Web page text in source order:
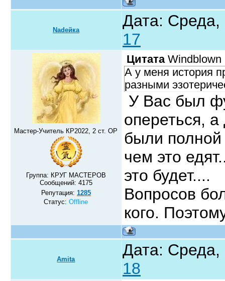
Nadeйка
Дата:
17
Мастер-Учитель КР2022, 2 ст. ОР
Группа: КРУГ МАСТЕРОВ
Сообщений: 4175
Репутация: 1285
Статус:Offline
Цитата Windblown
А у меня история
разными
У Вас был
опереться,
были полной
чем это
это будет....
Вопросов
кого.
Amita
Дата:
18